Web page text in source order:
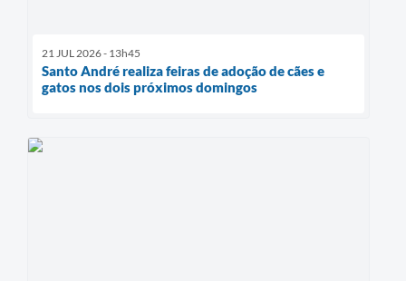
21 JUL 2026 - 13h45
Santo André realiza feiras de adoção de cães e
gatos nos dois próximos domingos